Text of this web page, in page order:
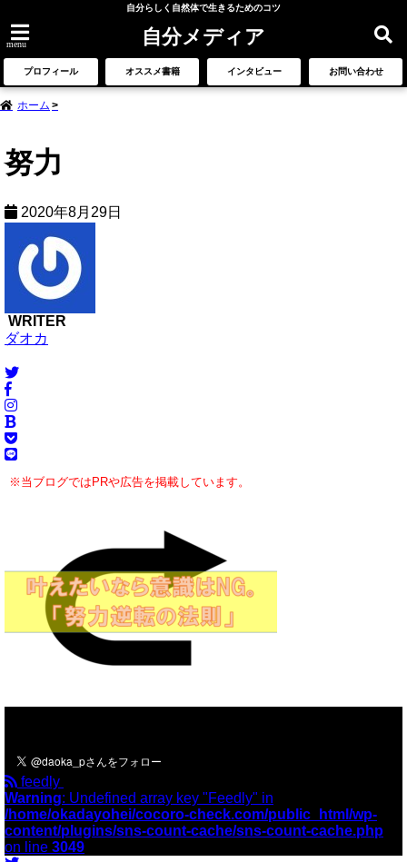
自分らしく自然体で生きるためのコツ
menu 自分メディア
プロフィール オススメ書籍 インタビュー お問い合わせ
ホーム
努力
2020年8月29日
WRITER
ダオカ
※当ブログではPRや広告を掲載しています。
feedly
Warning: Undefined array key "Feedly" in
/home/okadayohei/cocoro-check.com/public_html/wp-
content/plugins/sns-count-cache/sns-count-cache.php
on line 3049